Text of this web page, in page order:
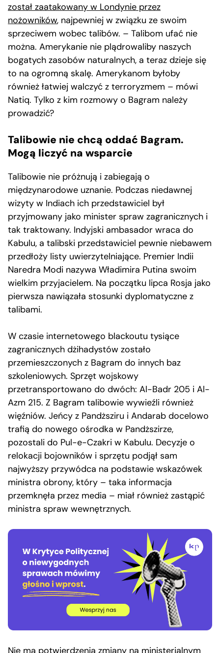
został zaatakowany w Londynie przez
nożowników, najpewniej w związku ze swoim
sprzeciwem wobec talibów. – Talibom ufać nie
można. Amerykanie nie plądrowaliby naszych
bogatych zasobów naturalnych, a teraz dzieje się
to na ogromną skalę. Amerykanom byłoby
również łatwiej walczyć z terroryzmem – mówi
Natiq. Tylko z kim rozmowy o Bagram należy
prowadzić?
Talibowie nie chcą oddać Bagram.
Mogą liczyć na wsparcie
Talibowie nie próżnują i zabiegają o
międzynarodowe uznanie. Podczas niedawnej
wizyty w Indiach ich przedstawiciel był
przyjmowany jako minister spraw zagranicznych i
tak traktowany. Indyjski ambasador wraca do
Kabulu, a talibski przedstawiciel pewnie niebawem
przedłoży listy uwierzytelniające. Premier Indii
Naredra Modi nazywa Władimira Putina swoim
wielkim przyjacielem. Na początku lipca Rosja jako
pierwsza nawiązała stosunki dyplomatyczne z
talibami.
W czasie internetowego blackoutu tysiące
zagranicznych dżihadystów zostało
przemieszczonych z Bagram do innych baz
szkoleniowych. Sprzęt wojskowy
przetransportowano do dwóch: Al-Badr 205 i Al-
Azm 215. Z Bagram talibowie wywieźli również
więźniów. Jeńcy z Pandższiru i Andarab docelowo
trafią do nowego ośrodka w Pandższirze,
pozostali do Pul-e-Czakri w Kabulu. Decyzje o
relokacji bojowników i sprzętu podjął sam
najwyższy przywódca na podstawie wskazówek
ministra obrony, który – taka informacja
przemknęła przez media – miał również zastąpić
ministra spraw wewnętrznych.